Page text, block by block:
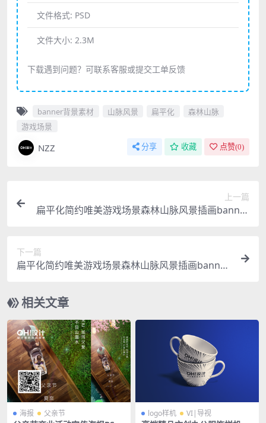
文件格式: PSD
文件大小: 2.3M
下载遇到问题？可联系客服或提交工单反馈
banner背景素材 山脉风景 扁平化
森林山脉
游戏场景
NZZ 分享 收藏 点赞(0)
上一篇
扁平化简约唯美游戏场景森林山脉风景插画banner
下一篇
扁平化简约唯美游戏场景森林山脉风景插画banner
相关文章
海报 父亲节 logo样机 VI|导视